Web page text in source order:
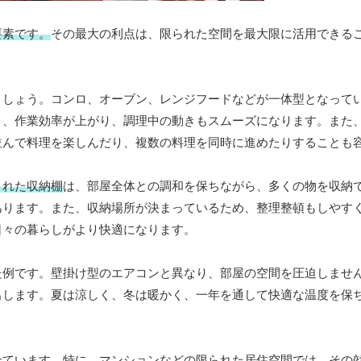
です。その最大の利点は、限られた空間を最大限に活用できる
ょう。コンロ、オーブン、レンジフードなどが一体型となって
作業効率が上がり、調理中の動きもスムーズになります。また
で料理を楽しんだり、複数の料理を同時に進めたりすることも
た収納棚は、部屋全体との調和を保ちながら、多くの物を収納
ます。また、収納場所が決まっているため、整理整頓もしやす
の暮らしがより快適になります。
です。壁掛け型のエアコンと異なり、部屋の空間を圧迫しませ
ます。夏は涼しく、冬は暖かく、一年を通して快適な温度を保